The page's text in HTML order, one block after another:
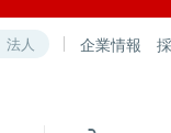
法人 企業情報